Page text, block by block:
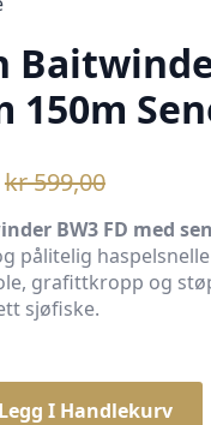
150m
kr599,00
BW3 FD med
pålitelig
grafittkropp og
sjøfiske.
Legg I Handlekurv